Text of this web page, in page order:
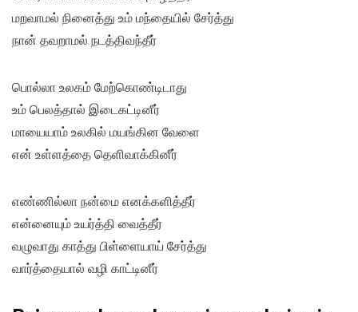
மறவாமல் நினைத்து உம் மந்தையில் சேர்த்து
நான் தவறாமல் நடத்திவந்தீர்
பொல்லா உலகம் மேற்கொண்டிடாது
உம் பெலத்தால் இடைகட்டினீர்
மாயையாம் உலகில் மயங்கின வேளை
என் உள்ளத்தை தெளிவாக்கினீர்
எண்ணில்லா நன்மை எனக்களித்தீர்
என்னையும் உயர்த்தி வைத்தீர்
வழுவாது காத்து பிள்ளையாய் சேர்த்து
வார்த்தையால் வழி காட்டினீர்